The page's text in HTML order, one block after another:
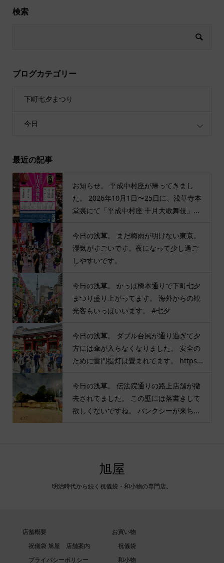
検索
ブログカテゴリー
下町七夕まつり
今日
最近の記事
お知らせ。 平成中村座が帰ってきまし
た。 2026年10月1日〜25日に、浅草寺本
堂裏にて「平成中村座 十月大歌舞伎」...
今日の浅草。 まだ梅雨が明けない東京。
湿気がすごいです。夜になって少し過ご
しやすいです。
今日の浅草。 かっぱ橋本通りで下町七夕
まつり盛り上がってます。 海外からの観
光客もいっぱいいます。 #七夕
今日の浅草。 ダブル台風が通り過ぎて夕
方には傘が入らなくなりました。 安全の
ために雷門提灯は畳まれてます。 https...
今日の浅草。 伝法院通りの路上店舗が撤
去されてました。 この壁には落書きして
欲しくないですね。 バンクシーが来ち...
旭屋
明治時代から続く祝儀袋・和小物の専門店。
店舗概要
祝儀袋 旭屋 店舗案内
プライバシーポリシー
お買い物
祝儀袋
和小物